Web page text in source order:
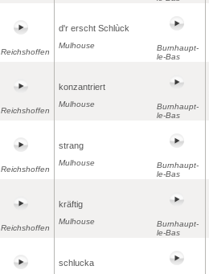
Reichshoffen
d'r erscht Schlùck
Mulhouse
Burnhaupt-
le-Bas
Reichshoffen
konzantriert
Mulhouse
Burnhaupt-
le-Bas
Reichshoffen
strang
Mulhouse
Burnhaupt-
le-Bas
Reichshoffen
kräftig
Mulhouse
Burnhaupt-
le-Bas
schlucka